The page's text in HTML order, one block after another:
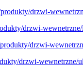
drzwi-
drzwi-
drzwi-
drzwi-wewnetrzne/